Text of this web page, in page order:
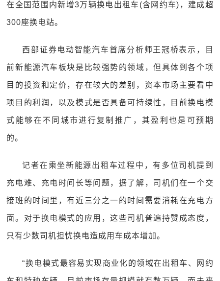
在全国范围内新增3万辆换电出租车(含网约车)，建成超
300座换电站。
西部证券电动智能汽车首席分析师王冠桥表示，目
前新能源汽车板块是比较强势的领域，但具体到各个项
目的投资和定价，存在较大的差别，资本市场主要看中
项目的利润，以及模式是否具备可持续性，目前换电模
式能够在不同城市进行复制推广，其盈利也是可预期
的。
记者在乘坐新能源出租车过程中，有多位司机提到
充电难、充电时间长等问题，据了解，司机们在一个交
接班的时间里，有近三分之一的时间需要消耗在充电方
面。对于换电模式的应用，这些司机普遍持赞成态度，
只有少数司机担忧换电造成用车成本增加。
“换电模式最容易实现商业化的领域在出租车、网约